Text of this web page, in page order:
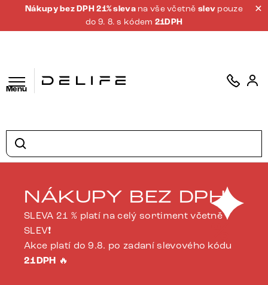
Nákupy bez DPH 21% sleva na vše včetněslev pouze
do 9. 8. s kódem 21DPH
Menu
NÁKUPY BEZ DPH
SLEVA 21 % platí na celý sortiment včetně
SLEV❗
Akce platí do 9.8. po zadaní slevového kódu
21DPH 🔥